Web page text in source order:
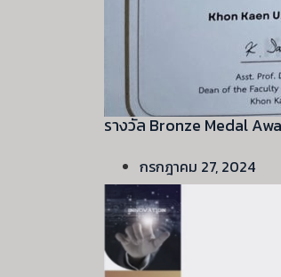
รางวัล Bronze Medal
กรกฎาคม 27, 2024